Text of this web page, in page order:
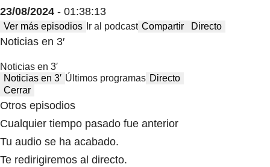
23/08/2024 - 01:38:13
Ver más episodios Ir al podcast Compartir Directo
Noticias en 3′
Noticias en 3′
Noticias en 3′ Últimos programas Directo
Cerrar
Otros episodios
Cualquier tiempo pasado fue anterior
Tu audio se ha acabado.
Te redirigiremos al directo.